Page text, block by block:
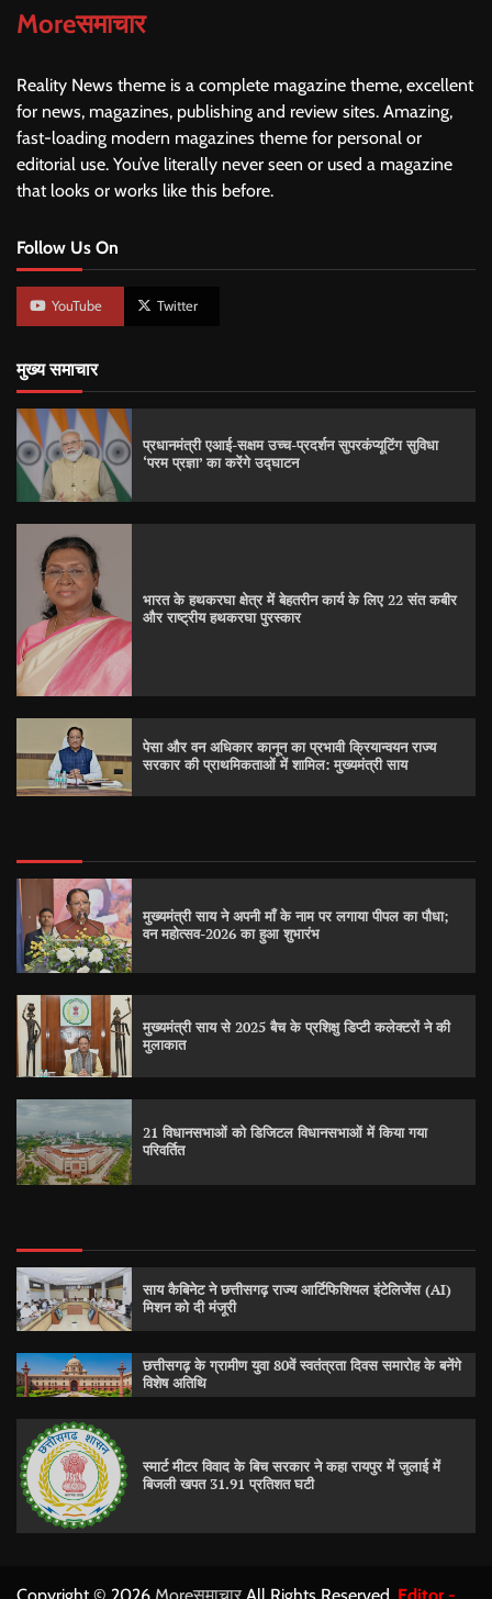
Moreसमाचार
Reality News theme is a complete magazine theme, excellent
for news, magazines, publishing and review sites. Amazing,
fast-loading modern magazines theme for personal or
editorial use. You’ve literally never seen or used a magazine
that looks or works like this before.
Follow Us On
YouTube Twitter
मुख्य समाचार
प्रधानमंत्री एआई-सक्षम उच्च-प्रदर्शन सुपरकंप्यूटिंग सुविधा
‘परम प्रज्ञा’ का करेंगे उद्घाटन
भारत के हथकरघा क्षेत्र में बेहतरीन कार्य के लिए 22 संत कबीर
और राष्ट्रीय हथकरघा पुरस्कार
पेसा और वन अधिकार कानून का प्रभावी क्रियान्वयन राज्य
सरकार की प्राथमिकताओं में शामिल: मुख्यमंत्री साय
मुख्यमंत्री साय ने अपनी माँ के नाम पर लगाया पीपल का पौधा;
वन महोत्सव-2026 का हुआ शुभारंभ
मुख्यमंत्री साय से 2025 बैच के प्रशिक्षु डिप्टी कलेक्टरों ने की
मुलाकात
21 विधानसभाओं को डिजिटल विधानसभाओं में किया गया
परिवर्तित
साय कैबिनेट ने छत्तीसगढ़ राज्य आर्टिफिशियल इंटेलिजेंस (AI)
मिशन को दी मंजूरी
छत्तीसगढ़ के ग्रामीण युवा 80वें स्वतंत्रता दिवस समारोह के बनेंगे
विशेष अतिथि
स्मार्ट मीटर विवाद के बिच सरकार ने कहा रायपुर में जुलाई में
बिजली खपत 31.91 प्रतिशत घटी